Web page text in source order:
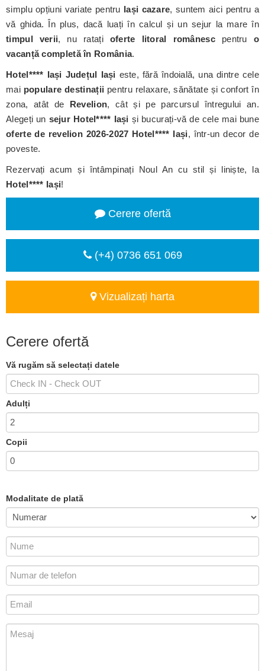
simplu opțiuni variate pentru Iași cazare, suntem aici pentru a
vă ghida. În plus, dacă luați în calcul și un sejur la mare în
timpul verii, nu ratați oferte litoral românesc pentru o
vacanță completă în România.
Hotel**** Iași Județul Iași este, fără îndoială, una dintre cele
mai populare destinații pentru relaxare, sănătate și confort în
zona, atât de Revelion, cât și pe parcursul întregului an.
Alegeți un sejur Hotel**** Iași și bucurați-vă de cele mai bune
oferte de revelion 2026-2027 Hotel**** Iași, într-un decor de
poveste.
Rezervați acum și întâmpinați Noul An cu stil și liniște, la
Hotel**** Iași!
Cerere ofertă
(+4) 0736 651 069
Vizualizați harta
Cerere ofertă
Vă rugăm să selectați datele
Adulți
Copii
Modalitate de plată